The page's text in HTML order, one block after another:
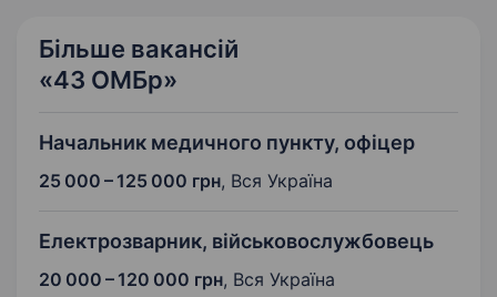
Більше вакансій
«43 ОМБр»
Начальник медичного пункту, офіцер
25 000 – 125 000 грн, Вся Україна
Електрозварник, військовослужбовець
20 000 – 120 000 грн, Вся Україна